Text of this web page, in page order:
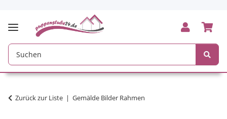
Zurück zur Liste Gemälde Bilder Rahmen